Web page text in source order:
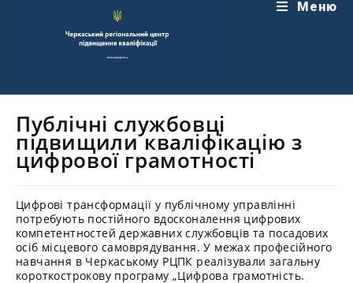
Меню
Публічні службовці
підвищили кваліфікацію з
цифрової грамотності
Цифрові трансформації у публічному управлінні
потребують постійного вдосконалення цифрових
компетентностей державних службовців та посадових
осіб місцевого самоврядування. У межах професійного
навчання в Черкаському РЦПК реалізували загальну
короткострокову програму „Цифрова грамотність.